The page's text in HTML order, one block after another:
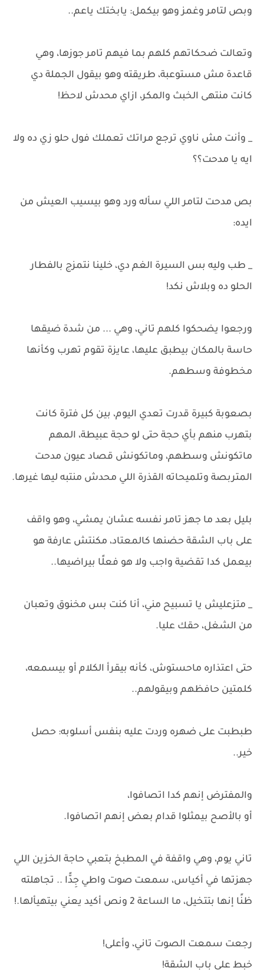
وبص لتامر وغمز وهو بيكمل: يابختك ياعم..
وتعالت ضحكاتهم كلهم بما فيهم تامر جوزها، وهي
قاعدة مش مستوعبة، طريقته وهو بيقول الجملة دي
كانت منتهى الخبث والمكر، ازاي محدش لاحظ!
_ وأنت مش ناوي ترجع مراتك تعملك فول حلو زي ده ولا
ايه يا مدحت؟؟
بص مدحت لتامر اللي سأله ورد وهو بيسيب العيش من
ايده:
_ طب وليه بس السيرة الغم دي، خلينا نتمزج بالفطار
الحلو ده وبلاش نكد!
ورجعوا يضحكوا كلهم تاني، وهي ... من شدة ضيقها
حاسة بالمكان بيطبق عليها، عايزة تقوم تهرب وكأنها
مخطوفة وسطهم.
بصعوبة كبيرة قدرت تعدي اليوم، بين كل فترة كانت
بتهرب منهم بأي حجة حتى لو حجة عبيطة، المهم
ماتكونش وسطهم، وماتكونش قصاد عيون مدحت
المتربصة وتلميحاته القذرة اللي محدش منتبه ليها غيرها.
بليل بعد ما جهز تامر نفسه عشان يمشي، وهو واقف
على باب الشقة حضنها كالمعتاد، مكنتش عارفة هو
بيعمل كدا تقضية واجب ولا هو فعلًا بيراضيها..
_ متزعليش يا تسبيح مني، أنا كنت بس مخنوق وتعبان
من الشغل، حقك عليا.
حتى اعتذاره ماحستوش، كأنه بيقرأ الكلام أو بيسمعه،
كلمتين حافظهم وبيقولهم..
طبطبت على ضهره وردت عليه بنفس أسلوبه: حصل
خير..
والمفترض إنهم كدا اتصافوا،
أو بالأصح بيمثلوا قدام بعض إنهم اتصافوا.
تاني يوم، وهي واقفة في المطبخ بتعبي حاجة الخزين اللي
جهزتها في أكياس، سمعت صوت واطي جِدًّا .. تجاهلته
ظنًا إنها بتتخيل، ما الساعة 2 ونص أكيد يعني بيتهيألها.!
رجعت سمعت الصوت تاني، وأعلى!
خبط على باب الشقة!